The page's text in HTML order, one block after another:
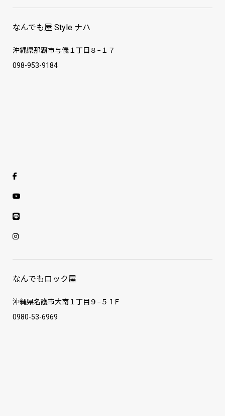
なんでも屋 Style ナハ
沖縄県那覇市与儀１丁目８−１７
098-953-9184
なんでもロック屋
沖縄県名護市大南１丁目９−５ 1Ｆ
0980-53-6969